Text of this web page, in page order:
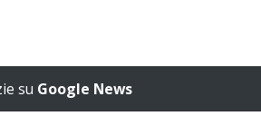
su Google News